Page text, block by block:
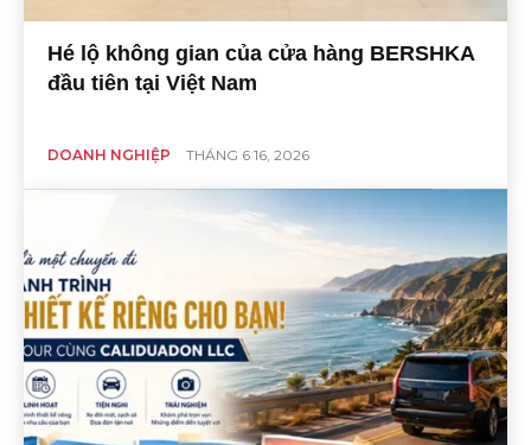
Hé lộ không gian của cửa hàng BERSHKA
đầu tiên tại Việt Nam
DOANH NGHIỆP THÁNG 6 16, 2026